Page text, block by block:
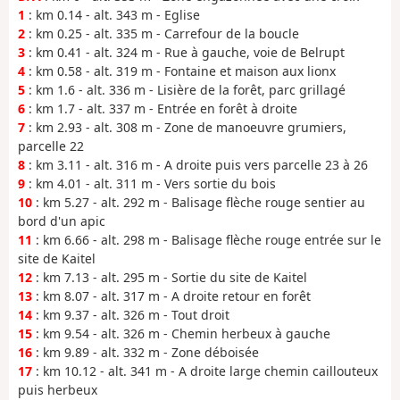
1 : km 0.14 - alt. 343 m - Eglise
2 : km 0.25 - alt. 335 m - Carrefour de la boucle
3 : km 0.41 - alt. 324 m - Rue à gauche, voie de Belrupt
4 : km 0.58 - alt. 319 m - Fontaine et maison aux lionx
5 : km 1.6 - alt. 336 m - Lisière de la forêt, parc grillagé
6 : km 1.7 - alt. 337 m - Entrée en forêt à droite
7 : km 2.93 - alt. 308 m - Zone de manoeuvre grumiers,
parcelle 22
8 : km 3.11 - alt. 316 m - A droite puis vers parcelle 23 à 26
9 : km 4.01 - alt. 311 m - Vers sortie du bois
10 : km 5.27 - alt. 292 m - Balisage flèche rouge sentier au
bord d'un apic
11 : km 6.66 - alt. 298 m - Balisage flèche rouge entrée sur le
site de Kaitel
12 : km 7.13 - alt. 295 m - Sortie du site de Kaitel
13 : km 8.07 - alt. 317 m - A droite retour en forêt
14 : km 9.37 - alt. 326 m - Tout droit
15 : km 9.54 - alt. 326 m - Chemin herbeux à gauche
16 : km 9.89 - alt. 332 m - Zone déboisée
17 : km 10.12 - alt. 341 m - A droite large chemin caillouteux
puis herbeux